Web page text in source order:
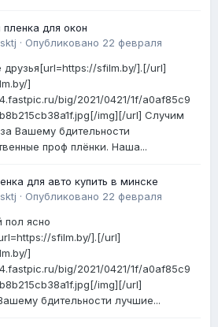
пленка для окон
· Опубликовано 22 февраля
друзья[url=https://sfilm.by/].[/url]
]
big/2021/0421/1f/a0af85c9
img][/url] Случим
Вашему бдительности
проф плёнки. Наша...
для авто купить в минске
· Опубликовано 22 февраля
ясно
sfilm.by/].[/url]
]
big/2021/0421/1f/a0af85c9
img][/url]
бдительности лучшие...